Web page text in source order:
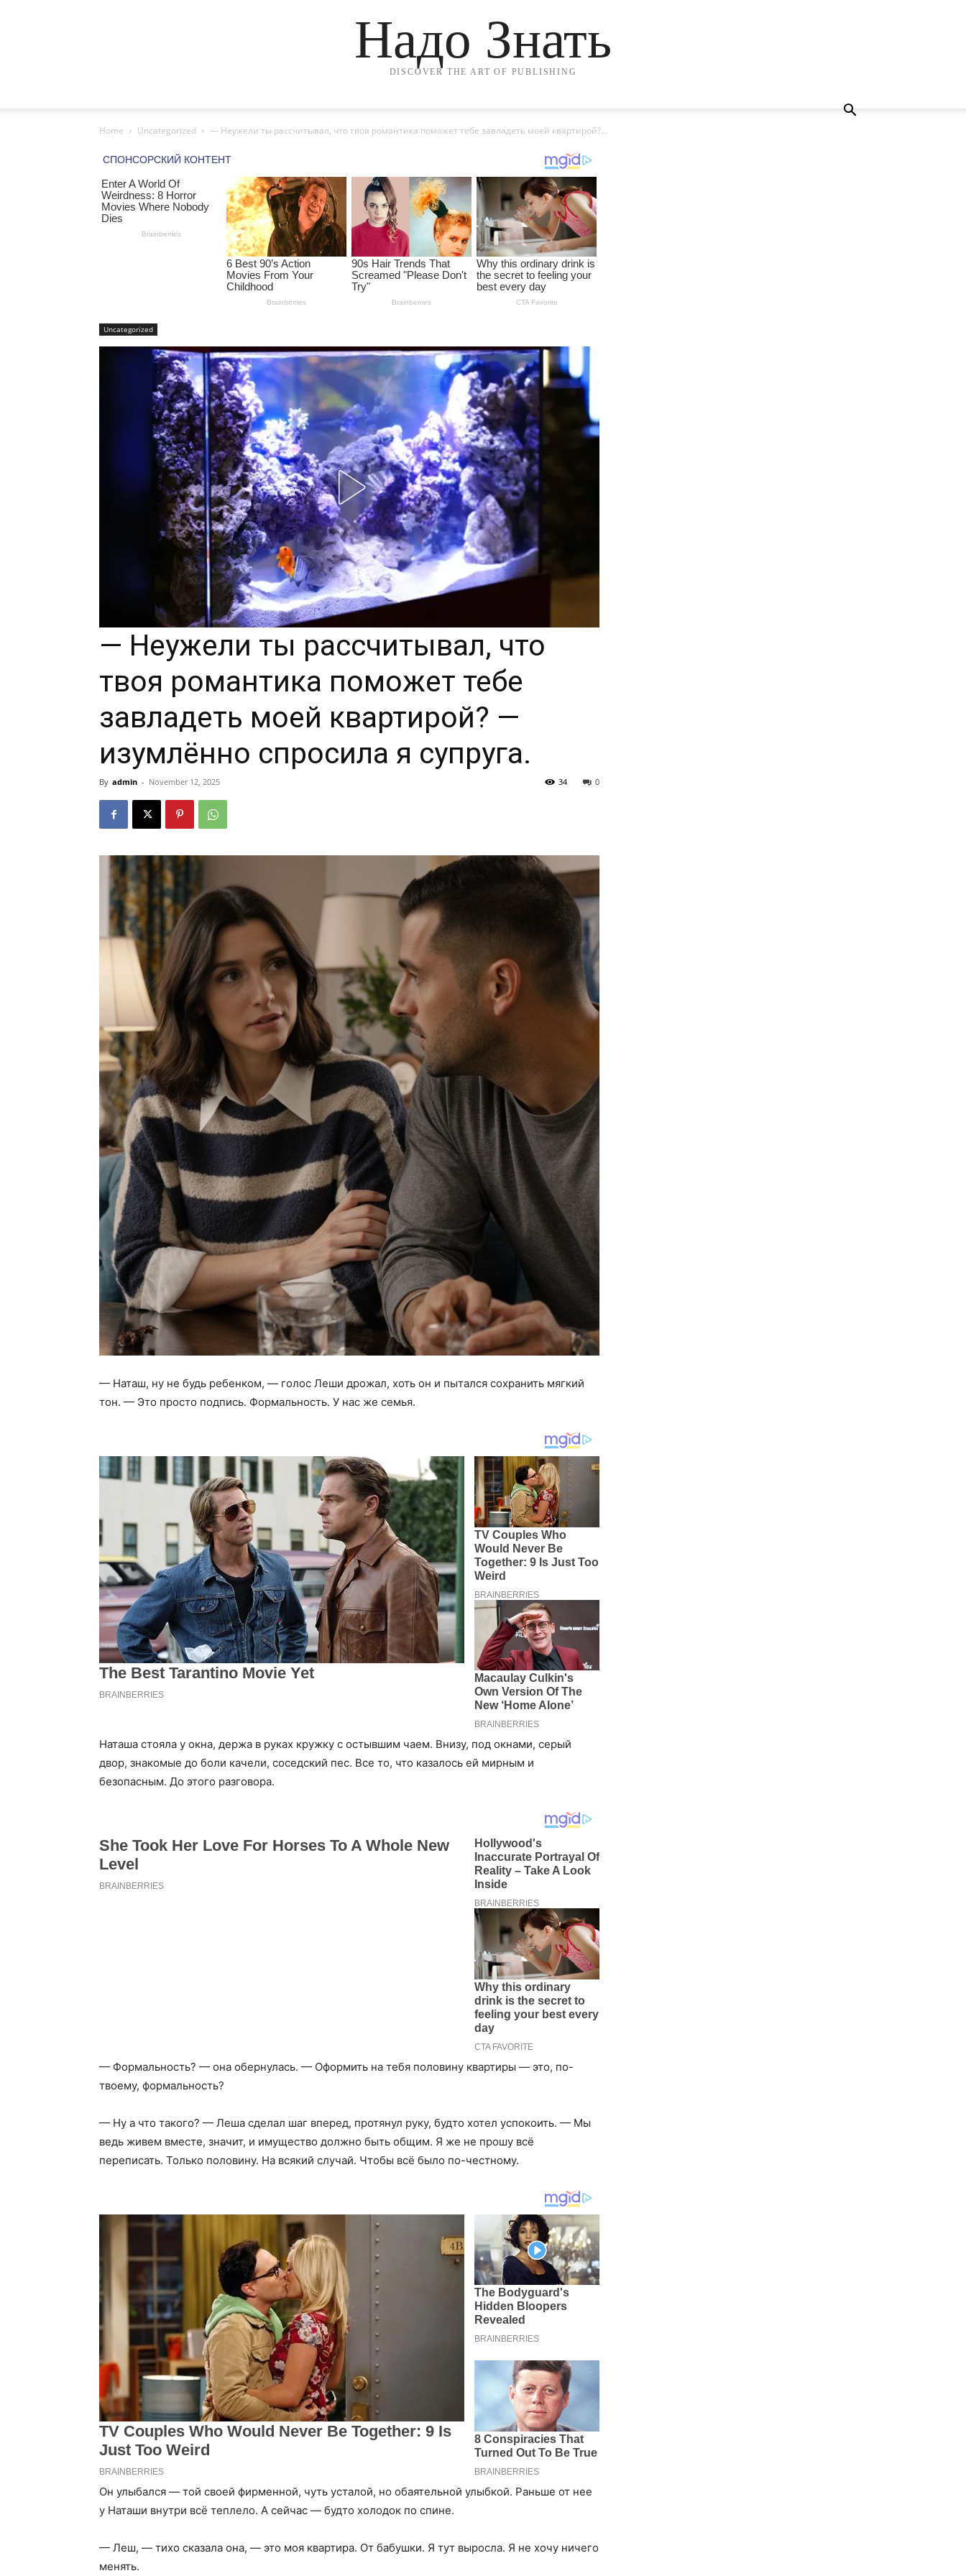
Надо Знать
DISCOVER THE ART OF PUBLISHING
Home Uncategorized — Неужели ты рассчитывал, что твоя романтика поможет тебе завладеть моей квартирой?...
Uncategorized
— Неужели ты рассчитывал, что
твоя романтика поможет тебе
завладеть моей квартирой? —
изумлённо спросила я супруга.
By admin - November 12, 2025 0
34
— Наташ, ну не будь ребенком, — голос Леши дрожал, хоть он и пытался сохранить мягкий
тон. — Это просто подпись. Формальность. У нас же семья.
Наташа стояла у окна, держа в руках кружку с остывшим чаем. Внизу, под окнами, серый
двор, знакомые до боли качели, соседский пес. Все то, что казалось ей мирным и
безопасным. До этого разговора.
— Формальность? — она обернулась. — Оформить на тебя половину квартиры — это, по-
твоему, формальность?
— Ну а что такого? — Леша сделал шаг вперед, протянул руку, будто хотел успокоить. — Мы
ведь живем вместе, значит, и имущество должно быть общим. Я же не прошу всё
переписать. Только половину. На всякий случай. Чтобы всё было по-честному.
Он улыбался — той своей фирменной, чуть усталой, но обаятельной улыбкой. Раньше от нее
у Наташи внутри всё теплело. А сейчас — будто холодок по спине.
— Леш, — тихо сказала она, — это моя квартира. От бабушки. Я тут выросла. Я не хочу ничего
менять.